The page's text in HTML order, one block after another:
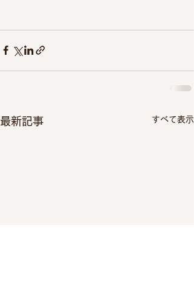
最新記事 すべて表示